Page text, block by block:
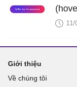
11/
Giới thiệu
Về chúng tôi